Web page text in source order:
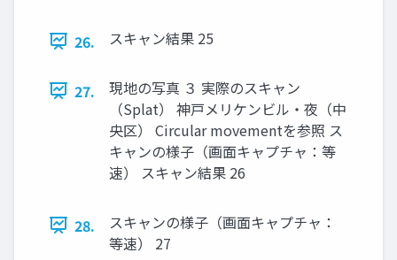
26. スキャン結果 25
27.
現地の写真 ３ 実際のスキャン
（Splat） 神戸メリケンビル・夜（中
央区） Circular movementを参照 ス
キャンの様子（画面キャプチャ：等
速） スキャン結果 26
28.
スキャンの様子（画面キャプチャ：
等速） 27